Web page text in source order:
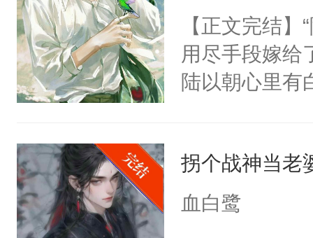
子，门下所
杀了同为魔道
绝于师门前。
了当年。回到
道吗？大师兄
二师兄了。乙
忘记了对二师
【正文完结
用尽手段嫁给
陆以朝心里有
情，他以为，
夜祁砚清缩在
拐个战神当老
血白鹭